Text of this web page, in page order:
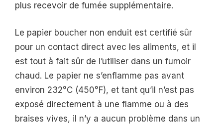
plus recevoir de fumée supplémentaire.
Le papier boucher non enduit est certifié sûr
pour un contact direct avec les aliments, et il
est tout à fait sûr de l’utiliser dans un fumoir
chaud. Le papier ne s’enflamme pas avant
environ 232°C (450°F), et tant qu’il n’est pas
exposé directement à une flamme ou à des
braises vives, il n’y a aucun problème dans un